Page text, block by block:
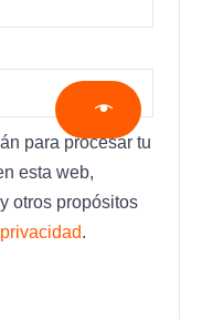
para procesar tu
esta web,
otros propósitos
.